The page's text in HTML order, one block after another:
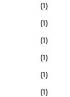
(1)
(1)
(1)
(1)
(1)
(1)